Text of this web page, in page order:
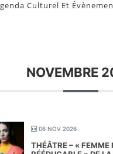
Culturel Et
NOVEMBRE
06 NOV 2026
THÉÂTRE – « FEMME